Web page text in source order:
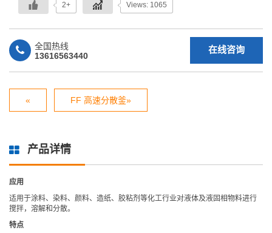
2+ Views: 1065
在线咨询
全国热线
13616563440
« FF 高速分散釜»
产品详情
应用
适用于涂料、染料、颜料、造纸、胶粘剂等化工行业对液体及液固相物料进行
搅拌，溶解和分散。
特点